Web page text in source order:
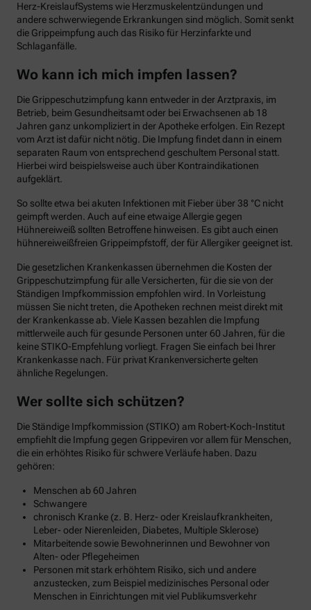
Herz-KreislaufSystems wie Herzmuskelentzündungen und
andere schwerwiegende Erkrankungen sind möglich. Somit senkt
die Grippeimpfung auch das Risiko für Herzinfarkte und
Schlaganfälle.
Wo kann ich mich impfen lassen?
Die Grippeschutzimpfung kann entweder in der Arztpraxis, im
Betrieb, beim Gesundheitsamt oder bei Erwachsenen ab 18
Jahren ganz unkompliziert in der Apotheke erfolgen. Ein Rezept
vom Arzt ist dafür nicht nötig. Die Impfung findet dann in einem
separaten Raum von entsprechend geschultem Personal statt.
Hierbei wird beispielsweise auch über Kontraindikationen
aufgeklärt.
So sollte etwa bei akuten Infektionen mit Fieber über 38 °C nicht
geimpft werden. Auch auf eine etwaige Allergie gegen
Hühnereiweiß sollten Betroffene hinweisen. Es gibt auch einen
hühnereiweißfreien Grippeimpfstoff, der für Allergiker geeignet ist.
Die gesetzlichen Krankenkassen übernehmen die Kosten der
Grippeschutzimpfung für alle Versicherten, für die sie von der
Ständigen Impfkommission empfohlen wird. In Vorleistung
müssen Sie nicht treten, die Apotheken rechnen meist direkt mit
der Krankenkasse ab. Viele Kassen bezahlen die Impfung
mittlerweile auch für gesunde Personen unter 60 Jahren, für die
keine STIKO-Empfehlung vorliegt. Fragen Sie einfach bei Ihrer
Krankenkasse nach. Für privat Krankenversicherte gelten
ähnliche Regelungen.
Wer sollte sich schützen?
Die Ständige Impfkommission (STIKO) am Robert-Koch-Institut
empfiehlt die Impfung gegen Grippeviren vor allem für Menschen,
die ein erhöhtes Risiko für schwere Verläufe haben. Dazu
gehören:
Menschen ab 60 Jahren
Schwangere
chronisch Kranke (z. B. Herz- oder Kreislaufkrankheiten,
Leber- oder Nierenleiden, Diabetes, Multiple Sklerose)
Mitarbeitende sowie Bewohnerinnen und Bewohner von
Alten- oder Pflegeheimen
Personen mit stark erhöhtem Risiko, sich und andere
anzustecken, zum Beispiel medizinisches Personal oder
Menschen in Einrichtungen mit viel Publikumsverkehr